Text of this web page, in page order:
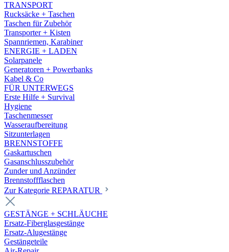
TRANSPORT
Rucksäcke + Taschen
Taschen für Zubehör
Transporter + Kisten
Spannriemen, Karabiner
ENERGIE + LADEN
Solarpanele
Generatoren + Powerbanks
Kabel & Co
FÜR UNTERWEGS
Erste Hilfe + Survival
Hygiene
Taschenmesser
Wasseraufbereitung
Sitzunterlagen
BRENNSTOFFE
Gaskartuschen
Gasanschlusszubehör
Zunder und Anzünder
Brennstoffflaschen
Zur Kategorie REPARATUR
GESTÄNGE + SCHLÄUCHE
Ersatz-Fiberglasgestänge
Ersatz-Alugestänge
Gestängeteile